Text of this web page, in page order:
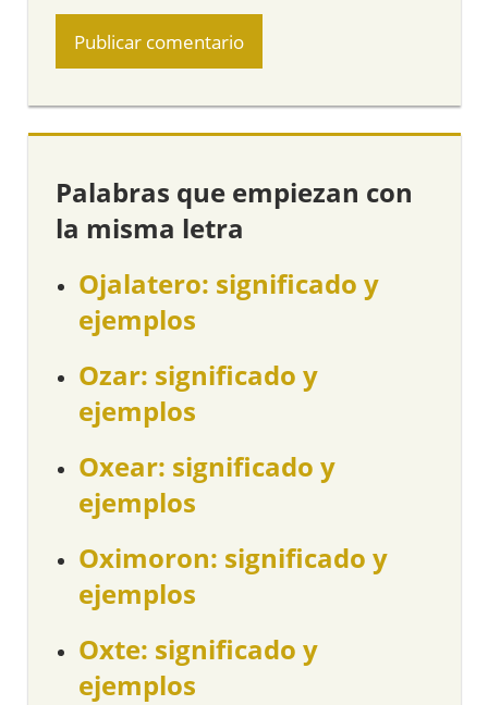
Palabras que empiezan con
la misma letra
Ojalatero: significado y
ejemplos
Ozar: significado y
ejemplos
Oxear: significado y
ejemplos
Oximoron: significado y
ejemplos
Oxte: significado y
ejemplos